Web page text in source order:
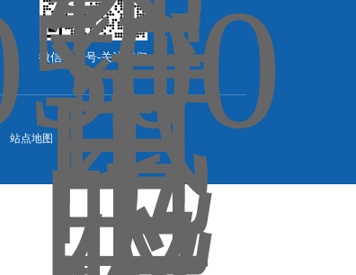
微信公众号-关注我们
站点地图